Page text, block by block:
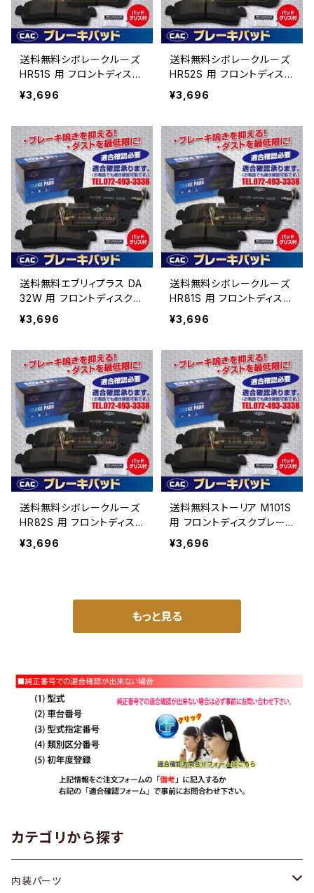
送料無料シボレークルーズ
HR51S 用 フロントディスク
ブレーキパッド左右 PA4
43 （ＣＡＣ）/専用グリス付
¥3,696
送料無料シボレークルーズ
HR52S 用 フロントディスク
ブレーキパッド左右 PA4
43 （ＣＡＣ）/専用グリス付
¥3,696
送料無料エブリィプラス DA
32W 用 フロントディスクブ
レーキパッド左右 PA443
（ＣＡＣ）/専用グリス付
¥3,696
送料無料シボレークルーズ
HR81S 用 フロントディスク
ブレーキパッド左右 PA4
43 （ＣＡＣ）/専用グリス付
¥3,696
送料無料シボレークルーズ
HR82S 用 フロントディス
クブレーキパッド左右 PA
443 （ＣＡＣ）/専用グリス
¥3,696
送料無料ストーリア M101S
用 フロントディスクブレー
キパッド左右 PA443
（ＣＡＣ）/専用グリス付
¥3,696
もっと見る
カテゴリから探す
内装パーツ